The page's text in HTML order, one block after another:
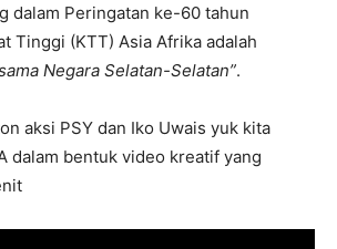
dalam Peringatan ke-60 tahun
Tinggi (KTT) Asia Afrika adalah
Negara Selatan-Selatan”.
aksi PSY dan Iko Uwais yuk kita
dalam bentuk video kreatif yang